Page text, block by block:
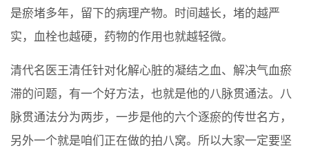
是瘀堵多年，留下的病理产物。时间越长，堵的越严
实，血栓也越硬，药物的作用也就越轻微。
清代名医王清任针对化解心脏的凝结之血、解决气血瘀
滞的问题，有一个好方法，也就是他的八脉贯通法。八
脉贯通法分为两步，一步是他的六个逐瘀的传世名方，
另外一个就是咱们正在做的拍八窝。所以大家一定要坚